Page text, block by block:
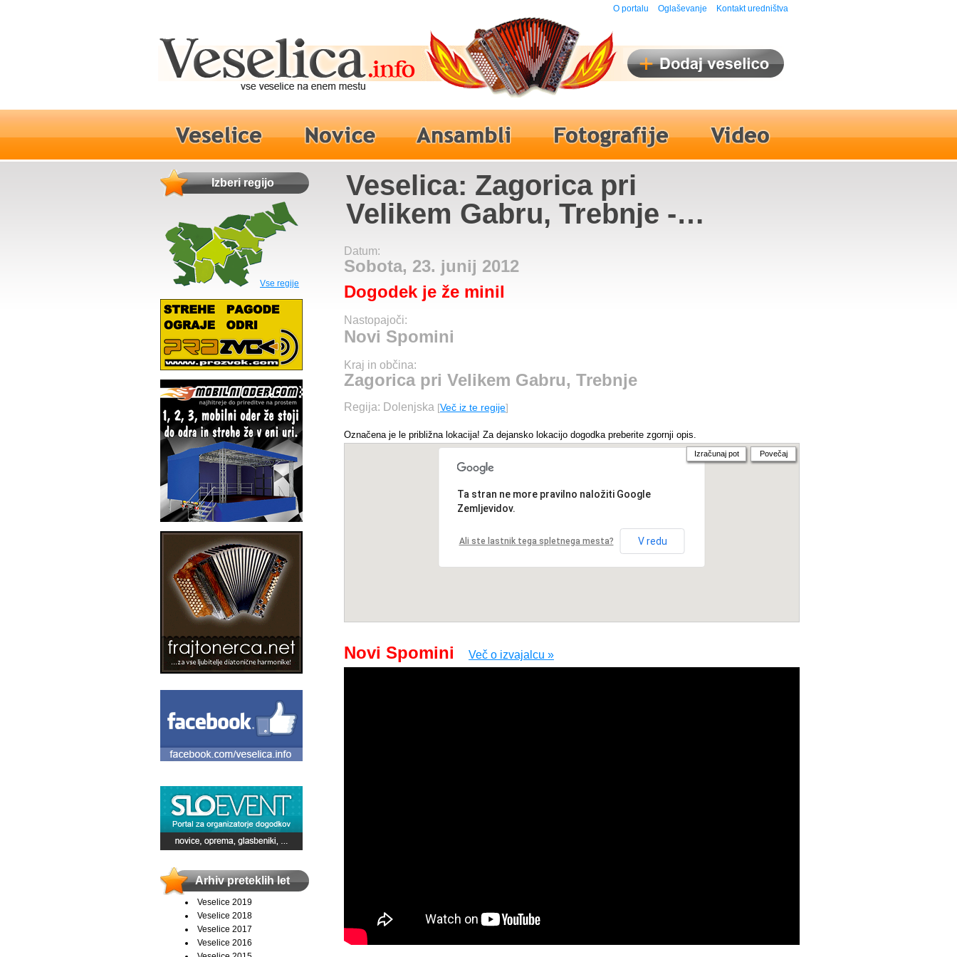
O portalu Oglaševanje Kontakt uredništva
Izberi regijo
Vse regije
Arhiv preteklih let
Veselice 2019
Veselice 2018
Veselice 2017
Veselice 2016
Veselica: Zagorica pri
Velikem Gabru, Trebnje -
Novi Spomini
Datum:
Sobota, 23. junij 2012
Dogodek je že minil
Nastopajoči:
Novi Spomini
Kraj in občina:
Zagorica pri Velikem Gabru, Trebnje
Regija: Dolenjska [Več iz te regije]
Označena je le približna lokacija! Za dejansko lokacijo dogodka preberite zgornji opis.
Ta stran ne more pravilno naložiti Google
Zemljevidov.
Ali ste lastnik tega spletnega mesta? V redu
Izračunaj pot Povečaj
Novi Spomini Več o izvajalcu »